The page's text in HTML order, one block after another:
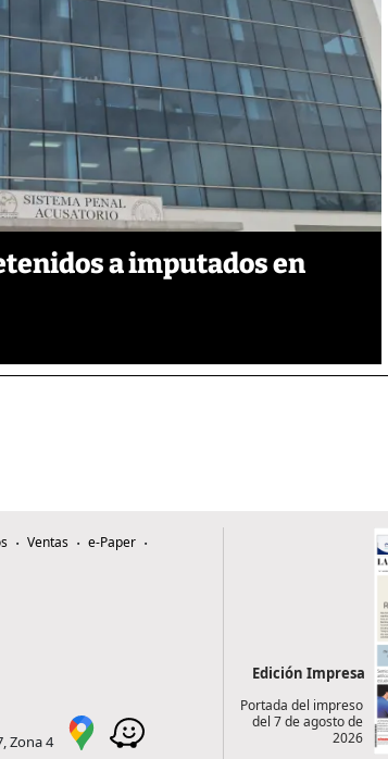
a imputados en
Ventas
e-Paper
Zona 4
Edición Impresa
Portada del impreso
del 7 de agosto de
2026